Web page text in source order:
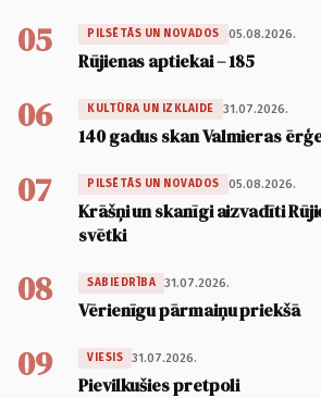
05 PILSĒTĀS UN NOVADOS 05.08.2026.
Rūjienas aptiekai – 185
06 KULTŪRA UN IZKLAIDE 31.07.2026.
140 gadus skan Valmieras
07 PILSĒTĀS UN NOVADOS 05.08.2026.
Krāšņi un skanīgi aizvadīti
svētki
08 SABIEDRĪBA 31.07.2026.
Vērienīgu pārmaiņu priekšā
09 VIESIS 31.07.2026.
Pievilkušies pretpoli